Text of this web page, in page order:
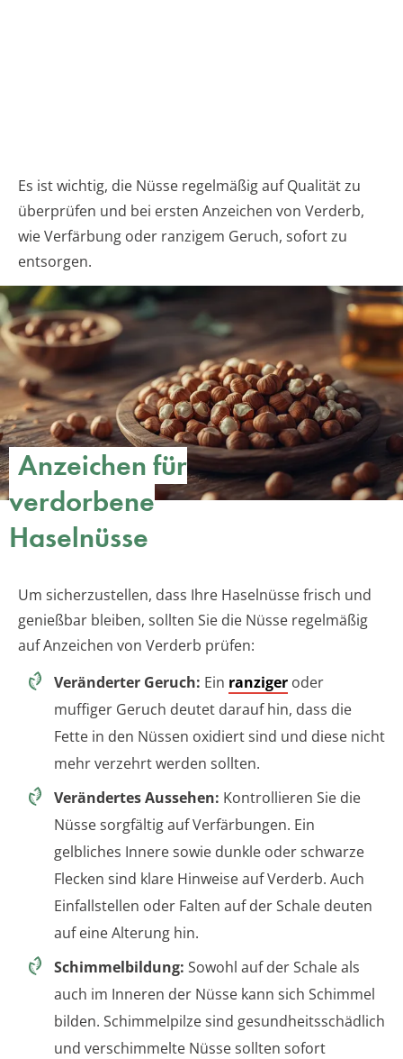
Es ist wichtig, die Nüsse regelmäßig auf Qualität zu
überprüfen und bei ersten Anzeichen von Verderb,
wie Verfärbung oder ranzigem Geruch, sofort zu
entsorgen.
Anzeichen für
verdorbene
Haselnüsse
Um sicherzustellen, dass Ihre Haselnüsse frisch und
genießbar bleiben, sollten Sie die Nüsse regelmäßig
auf Anzeichen von Verderb prüfen:
Veränderter Geruch: Ein ranziger oder
muffiger Geruch deutet darauf hin, dass die
Fette in den Nüssen oxidiert sind und diese nicht
mehr verzehrt werden sollten.
Verändertes Aussehen: Kontrollieren Sie die
Nüsse sorgfältig auf Verfärbungen. Ein
gelbliches Innere sowie dunkle oder schwarze
Flecken sind klare Hinweise auf Verderb. Auch
Einfallstellen oder Falten auf der Schale deuten
auf eine Alterung hin.
Schimmelbildung: Sowohl auf der Schale als
auch im Inneren der Nüsse kann sich Schimmel
bilden. Schimmelpilze sind gesundheitsschädlich
und verschimmelte Nüsse sollten sofort